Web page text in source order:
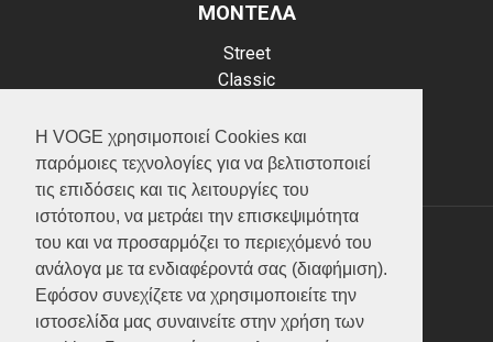
Η VOGE χρησιμοποιεί Cookies και
παρόμοιες τεχνολογίες για να βελτιστοποιεί
τις επιδόσεις και τις λειτουργίες του
ιστότοπου, να μετράει την επισκεψιμότητα
του και να προσαρμόζει το περιεχόμενό του
ανάλογα με τα ενδιαφέροντά σας (διαφήμιση).
Εφόσον συνεχίζετε να χρησιμοποιείτε την
ιστοσελίδα μας συναινείτε στην χρήση των
ΜΟΝΤΕΛΑ
Street
Classic
Scooter
ATV (Loncin)
ΥΠΗΡΕΣΙΕΣ
Test ride
Επικοινωνία